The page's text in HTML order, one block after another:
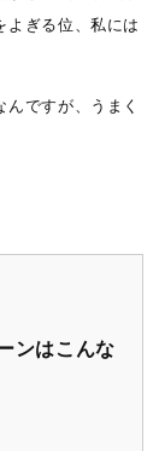
よぎる位、私には
ですが、うまく
ンはこんな